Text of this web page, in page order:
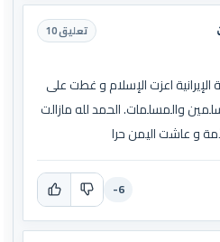
تعليق 10
الإيرانية اعزت الإسلام و غطت على
والمسلمات. الحمد لله مازالت
و عاشت اليمن حرا
-6